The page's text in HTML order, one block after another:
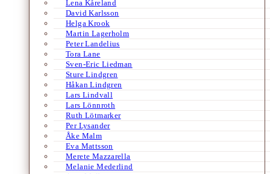
Lena Kåreland
David Karlsson
Helga Krook
Martin Lagerholm
Peter Landelius
Tora Lane
Sven-Eric Liedman
Sture Lindgren
Håkan Lindgren
Lars Lindvall
Lars Lönnroth
Ruth Lötmarker
Per Lysander
Åke Malm
Eva Mattsson
Merete Mazzarella
Melanie Mederlind